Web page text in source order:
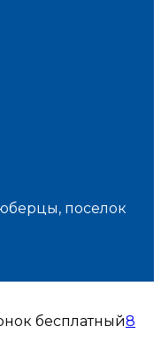
поселок
бесплатный8